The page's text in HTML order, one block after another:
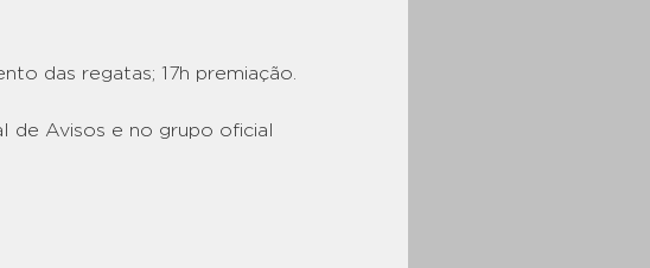
das regatas; 17h premiação.
de Avisos e no grupo oficial